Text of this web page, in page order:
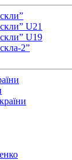
U21
U19
2”